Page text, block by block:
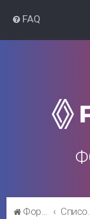
FAQ
Форум Рено